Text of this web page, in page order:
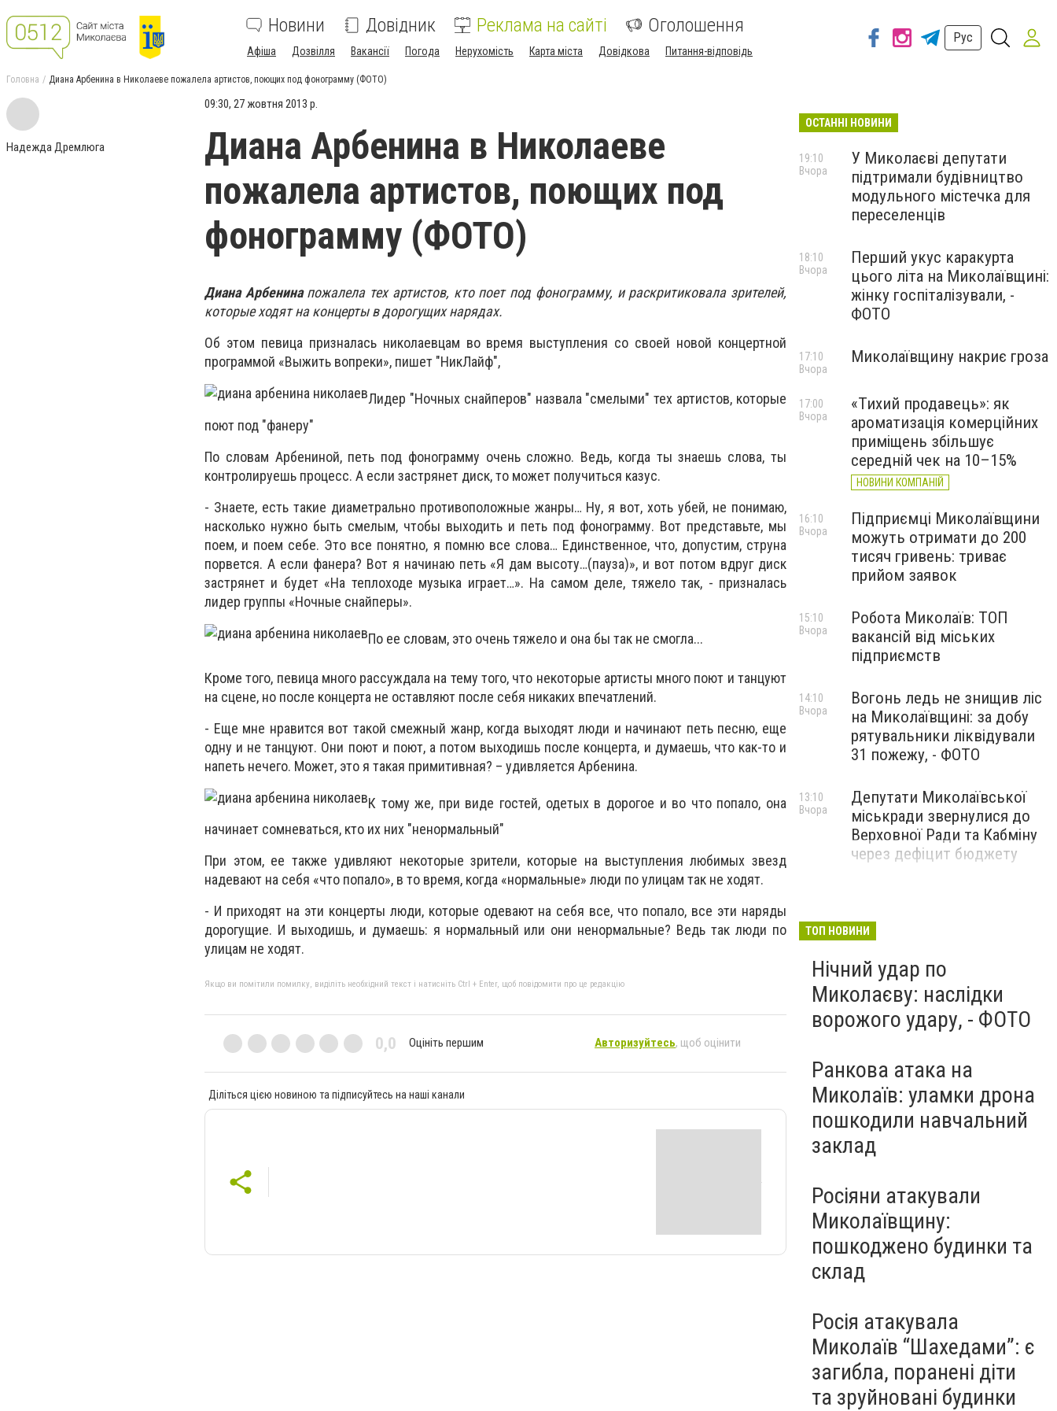
Новини Довідник Реклама на сайті Оголошення
Афіша Дозвілля Вакансії Погода Нерухомість Карта міста Довідкова Питання-відповідь
Рус
Головна Диана Арбенина в Николаеве пожалела артистов, поющих под фонограмму (ФОТО)
Надежда Дремлюга
09:30, 27 жовтня 2013 р.
Диана Арбенина в Николаеве
пожалела артистов, поющих под
фонограмму (ФОТО)
Диана Арбенинапожалела тех артистов, кто поет под фонограмму, и раскритиковала зрителей,
которые ходят на концерты в дорогущих нарядах.
Об этом певица призналась николаевцам во время выступления со своей новой концертной
программой «Выжить вопреки», пишет "НикЛайф",
Лидер "Ночных снайперов" назвала "смелыми" тех артистов, которые
поют под "фанеру"
По словам Арбениной, петь под фонограмму очень сложно. Ведь, когда ты знаешь слова, ты
контролируешь процесс. А если застрянет диск, то может получиться казус.
- Знаете, есть такие диаметрально противоположные жанры… Ну, я вот, хоть убей, не понимаю,
насколько нужно быть смелым, чтобы выходить и петь под фонограмму. Вот представьте, мы
поем, и поем себе. Это все понятно, я помню все слова… Единственное, что, допустим, струна
порвется. А если фанера? Вот я начинаю петь «Я дам высоту…(пауза)», и вот потом вдруг диск
застрянет и будет «На теплоходе музыка играет…». На самом деле, тяжело так, - призналась
лидер группы «Ночные снайперы».
По ее словам, это очень тяжело и она бы так не смогла...
Кроме того, певица много рассуждала на тему того, что некоторые артисты много поют и танцуют
на сцене, но после концерта не оставляют после себя никаких впечатлений.
- Еще мне нравится вот такой смежный жанр, когда выходят люди и начинают петь песню, еще
одну и не танцуют. Они поют и поют, а потом выходишь после концерта, и думаешь, что как-то и
напеть нечего. Может, это я такая примитивная? – удивляется Арбенина.
К тому же, при виде гостей, одетых в дорогое и во что попало, она
начинает сомневаться, кто их них "ненормальный"
При этом, ее также удивляют некоторые зрители, которые на выступления любимых звезд
надевают на себя «что попало», в то время, когда «нормальные» люди по улицам так не ходят.
- И приходят на эти концерты люди, которые одевают на себя все, что попало, все эти наряды
дорогущие. И выходишь, и думаешь: я нормальный или они ненормальные? Ведь так люди по
улицам не ходят.
Якщо ви помітили помилку, виділіть необхідний текст і натисніть Ctrl + Enter, щоб повідомити про це редакцію
0,0 Оцініть першим Авторизуйтесь, щоб оцінити
Діліться цією новиною та підписуйтесь на наші канали
ОСТАННІ НОВИНИ
У Миколаєві депутати
підтримали будівництво
модульного містечка для
переселенців
19:10
Вчора
Перший укус каракурта
цього літа на Миколаївщині:
жінку госпіталізували, -
ФОТО
18:10
Вчора
Миколаївщину накриє гроза
17:10
Вчора
«Тихий продавець»: як
ароматизація комерційних
приміщень збільшує
середній чек на 10–15%
НОВИНИ КОМПАНІЙ
17:00
Вчора
Підприємці Миколаївщини
можуть отримати до 200
тисяч гривень: триває
прийом заявок
16:10
Вчора
Робота Миколаїв: ТОП
вакансій від міських
підприємств
15:10
Вчора
Вогонь ледь не знищив ліс
на Миколаївщині: за добу
рятувальники ліквідували
31 пожежу, - ФОТО
14:10
Вчора
Депутати Миколаївської
міськради звернулися до
Верховної Ради та Кабміну
через дефіцит бюджету
13:10
Вчора
ТОП НОВИНИ
Нічний удар по
Миколаєву: наслідки
ворожого удару, - ФОТО
Ранкова атака на
Миколаїв: уламки дрона
пошкодили навчальний
заклад
Росіяни атакували
Миколаївщину:
пошкоджено будинки та
склад
Росія атакувала
Миколаїв “Шахедами”: є
загибла, поранені діти
та зруйновані будинки